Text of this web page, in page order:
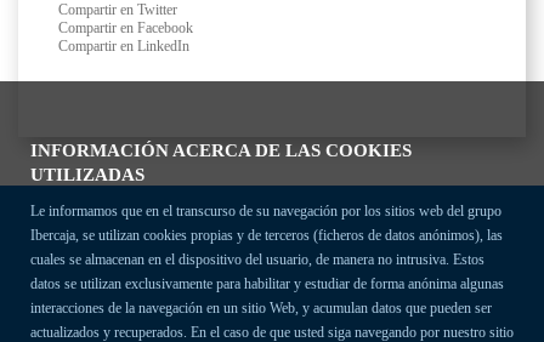
INFORMACIÓN ACERCA DE LAS COOKIES
UTILIZADAS
Le informamos que en el transcurso de su navegación por los sitios web del grupo
Ibercaja, se utilizan cookies propias y de terceros (ficheros de datos anónimos), las
cuales se almacenan en el dispositivo del usuario, de manera no intrusiva. Estos
datos se utilizan exclusivamente para habilitar y estudiar de forma anónima algunas
interacciones de la navegación en un sitio Web, y acumulan datos que pueden ser
actualizados y recuperados. En el caso de que usted siga navegando por nuestro sitio
Compartir en Twitter
Compartir en Facebook
Compartir en LinkedIn